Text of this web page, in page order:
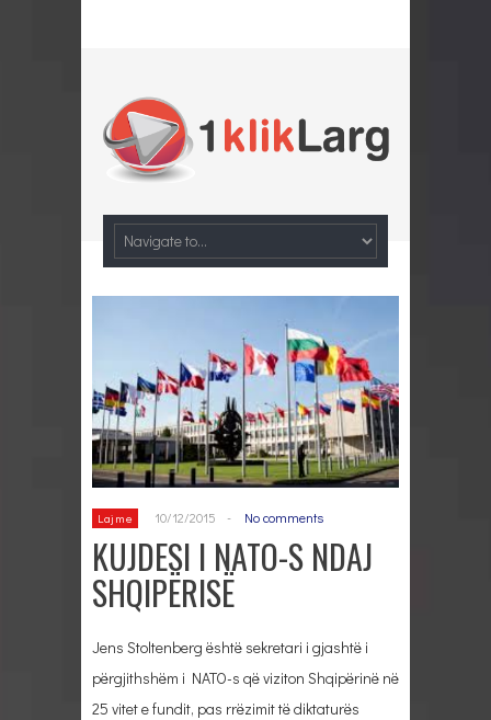
Lajme 10/12/2015 - No comments
KUJDESI I NATO-S NDAJ
SHQIPËRISË
Jens Stoltenberg është sekretari i gjashtë i
përgjithshëm i NATO-s që viziton Shqipërinë në
25 vitet e fundit, pas rrëzimit të diktaturës